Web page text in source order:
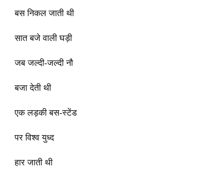
बस निकल जाती थी
सात बजे वाली घड़ी
जब जल्दी-जल्दी नौ
बजा देती थी
एक लड़की बस-स्टेंड
पर विश्व युध्द
हार जाती थी